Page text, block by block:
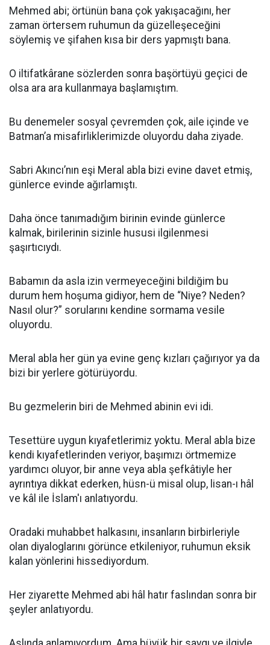
Mehmed abi; örtünün bana çok yakışacağını, her
zaman örtersem ruhumun da güzelleşeceğini
söylemiş ve şifahen kısa bir ders yapmıştı bana.
O iltifatkârane sözlerden sonra başörtüyü geçici de
olsa ara ara kullanmaya başlamıştım.
Bu denemeler sosyal çevremden çok, aile içinde ve
Batman’a misafirliklerimizde oluyordu daha ziyade.
Sabri Akıncı’nın eşi Meral abla bizi evine davet etmiş,
günlerce evinde ağırlamıştı.
Daha önce tanımadığım birinin evinde günlerce
kalmak, birilerinin sizinle hususi ilgilenmesi
şaşırtıcıydı.
Babamın da asla izin vermeyeceğini bildiğim bu
durum hem hoşuma gidiyor, hem de “Niye? Neden?
Nasıl olur?” sorularını kendine sormama vesile
oluyordu.
Meral abla her gün ya evine genç kızları çağırıyor ya da
bizi bir yerlere götürüyordu.
Bu gezmelerin biri de Mehmed abinin evi idi.
Tesettüre uygun kıyafetlerimiz yoktu. Meral abla bize
kendi kıyafetlerinden veriyor, başımızı örtmemize
yardımcı oluyor, bir anne veya abla şefkâtiyle her
ayrıntıya dikkat ederken, hüsn-ü misal olup, lisan-ı hâl
ve kâl ile İslam'ı anlatıyordu.
Oradaki muhabbet halkasını, insanların birbirleriyle
olan diyaloglarını görünce etkileniyor, ruhumun eksik
kalan yönlerini hissediyordum.
Her ziyarette Mehmed abi hâl hatır faslından sonra bir
şeyler anlatıyordu.